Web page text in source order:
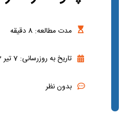
مدت مطالعه: 8 دقیقه
تاریخ به روزرسانی: 7 تیر 1403
بدون نظر